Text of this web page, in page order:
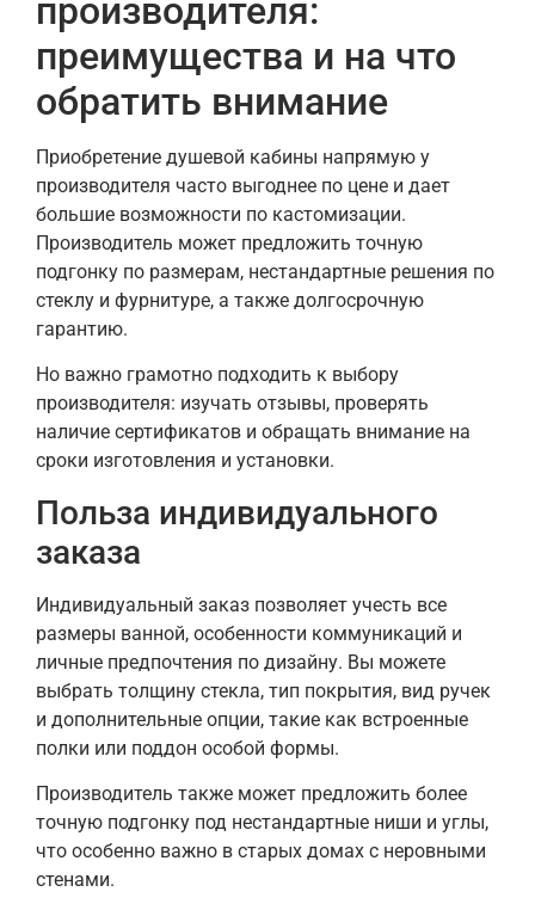
производителя:
преимущества и на что
обратить внимание
Приобретение душевой кабины напрямую у
производителя часто выгоднее по цене и дает
большие возможности по кастомизации.
Производитель может предложить точную
подгонку по размерам, нестандартные решения по
стеклу и фурнитуре, а также долгосрочную
гарантию.
Но важно грамотно подходить к выбору
производителя: изучать отзывы, проверять
наличие сертификатов и обращать внимание на
сроки изготовления и установки.
Польза индивидуального
заказа
Индивидуальный заказ позволяет учесть все
размеры ванной, особенности коммуникаций и
личные предпочтения по дизайну. Вы можете
выбрать толщину стекла, тип покрытия, вид ручек
и дополнительные опции, такие как встроенные
полки или поддон особой формы.
Производитель также может предложить более
точную подгонку под нестандартные ниши и углы,
что особенно важно в старых домах с неровными
стенами.